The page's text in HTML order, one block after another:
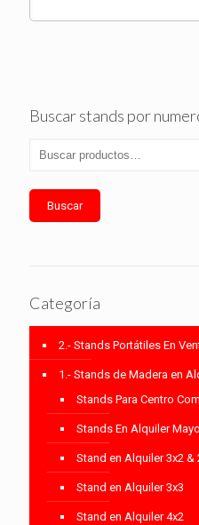
Buscar stands por
Buscar
Categoría
2.- Stands Portátiles En
1.- Stands de Madera en
Stands Para Centro
Stands En Alquiler
Stand en Alquiler 3x2 &
Stand en Alquiler 3x3
Stand en Alquiler 4x2